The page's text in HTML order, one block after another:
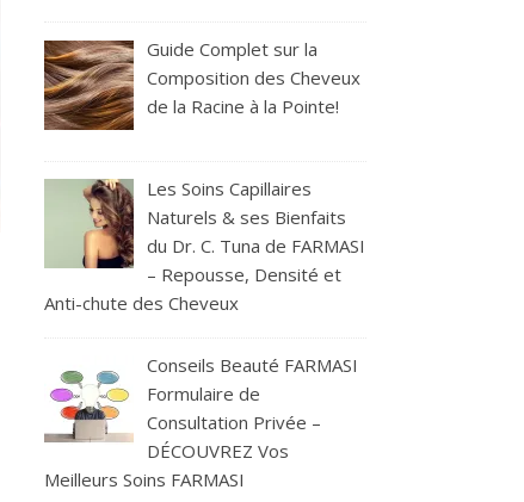
Guide Complet sur la
Composition des Cheveux
de la Racine à la Pointe!
Les Soins Capillaires
Naturels & ses Bienfaits
du Dr. C. Tuna de FARMASI
– Repousse, Densité et
Anti-chute des Cheveux
Conseils Beauté FARMASI
Formulaire de
Consultation Privée –
DÉCOUVREZ Vos
Meilleurs Soins FARMASI